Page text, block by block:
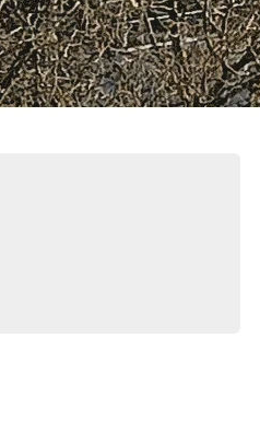
Image : Arnaud